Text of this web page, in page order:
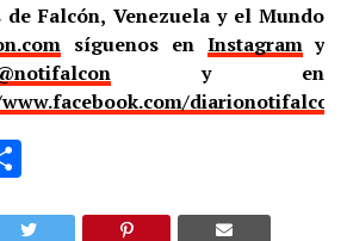
Falcón, Venezuela y el Mundo
síguenos en Instagramy
y en
Compartir